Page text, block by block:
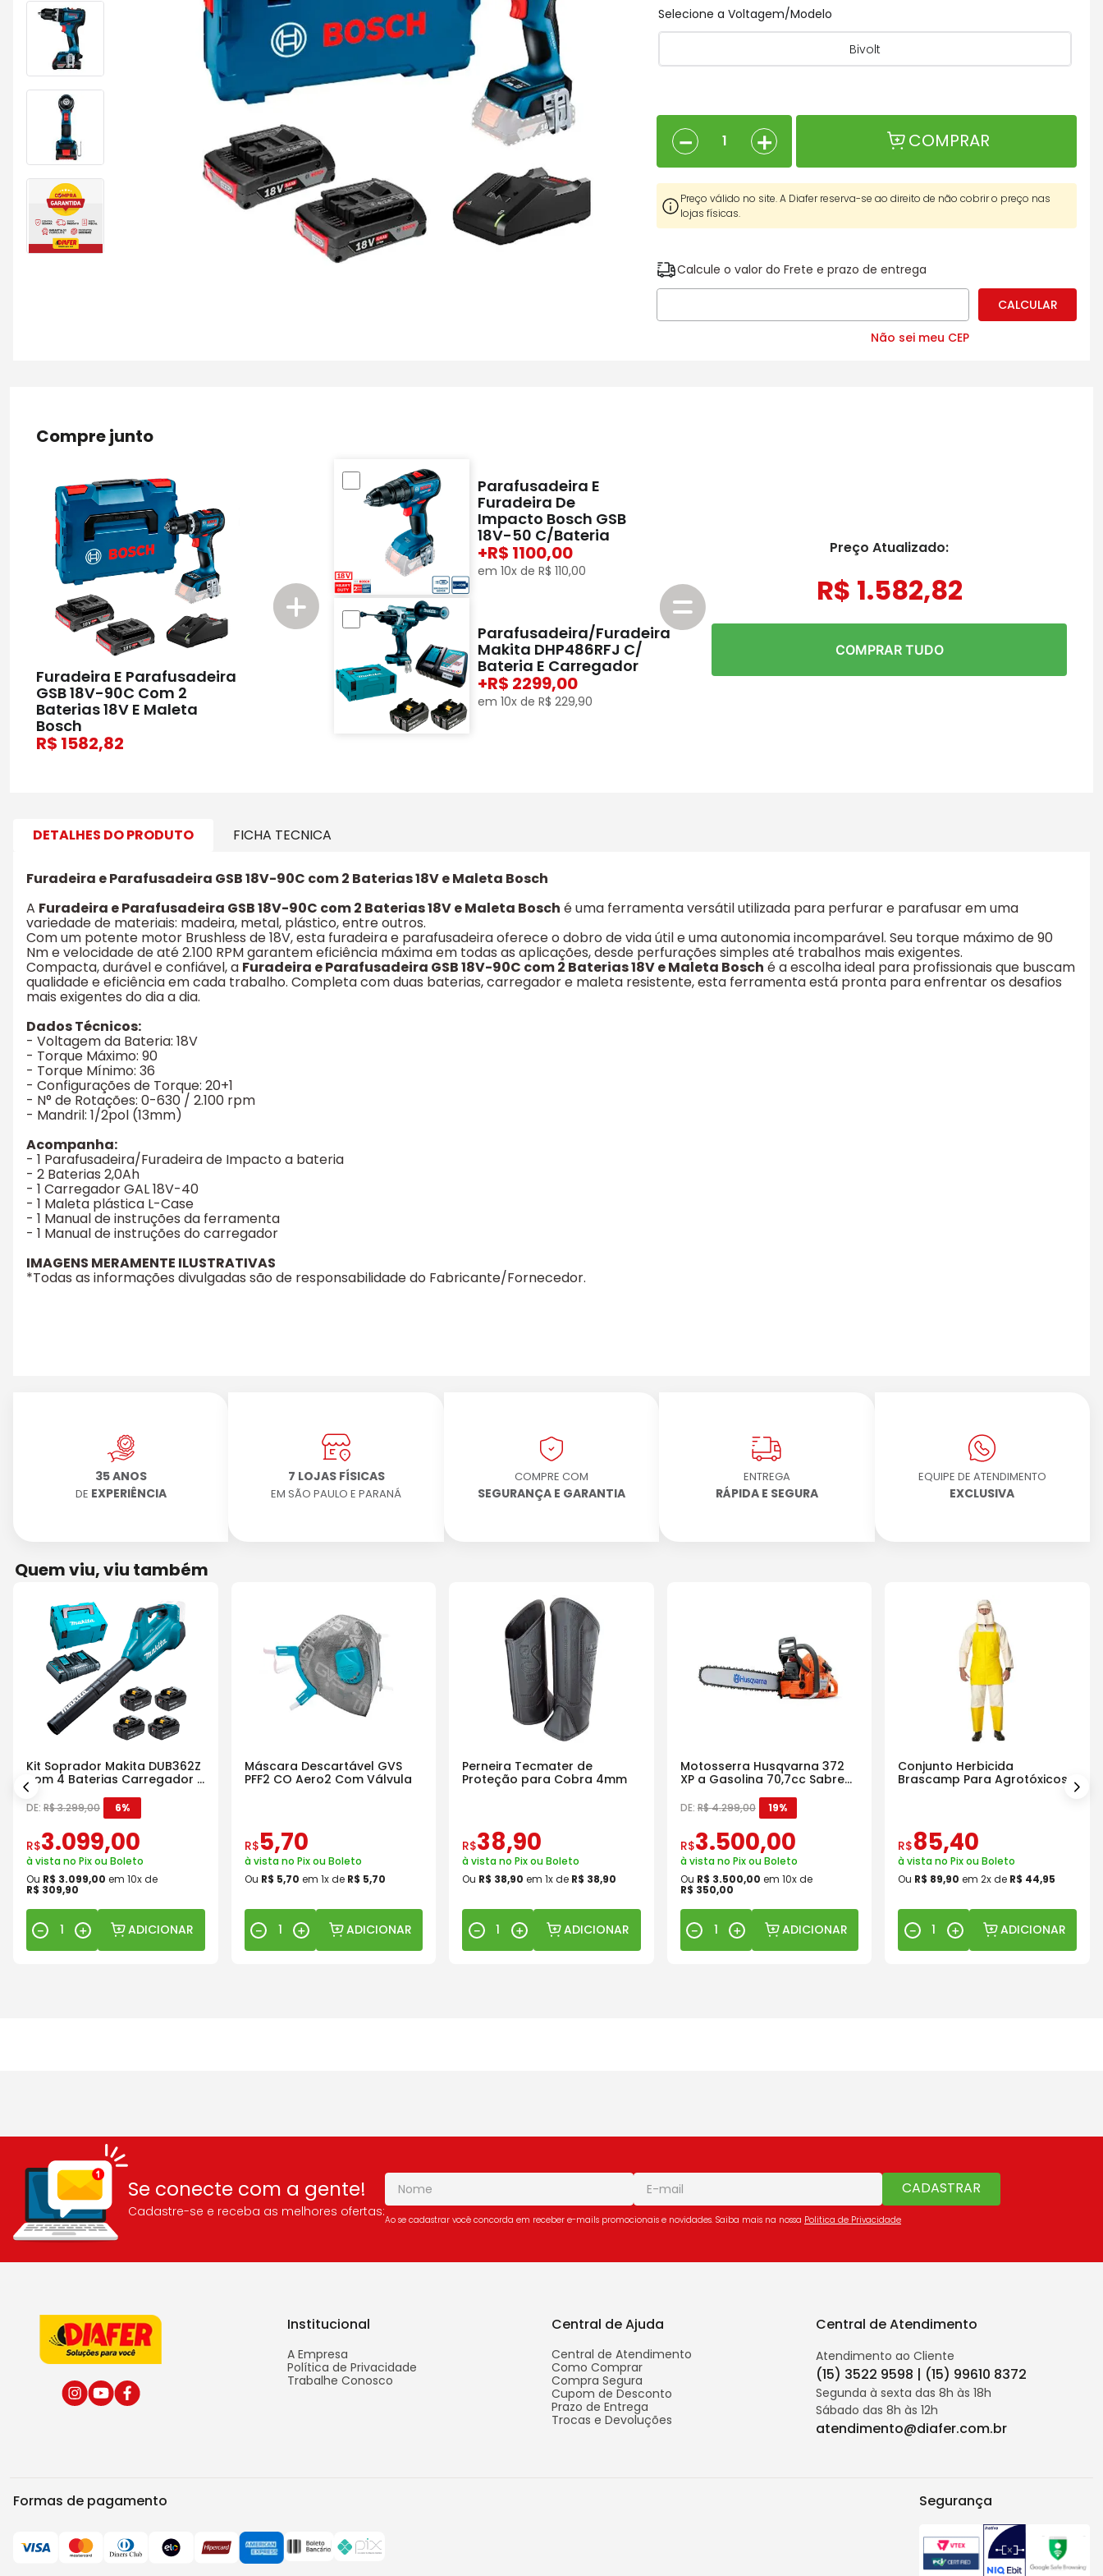
Selecione a Voltagem/Modelo
Bivolt
＋
－ COMPRAR
Preço válido no site. A Diafer reserva-se ao direito de não cobrir o preço nas
lojas físicas.
Calcule o valor do Frete e prazo de entrega
Não sei meu CEP
Compre junto
Furadeira E Parafusadeira
GSB 18V-90C Com 2
Baterias 18V E Maleta
Bosch
1582,82
Parafusadeira E
Furadeira De
Impacto Bosch GSB
18V-50 C/Bateria
+ 1100,00
em10x deR$ 110,00
Parafusadeira/Furadeira
Makita DHP486RFJ C/
Bateria E Carregador
+ 2299,00
em10x deR$ 229,90
Preço Atualizado:
R$ 1.582,82
COMPRAR TUDO
DETALHES DO PRODUTO FICHA TECNICA
Furadeira e Parafusadeira GSB 18V-90C com 2 Baterias 18V e Maleta Bosch
A Furadeira e Parafusadeira GSB 18V-90C com 2 Baterias 18V e Maleta Bosch é uma ferramenta versátil utilizada para perfurar e parafusar em uma
variedade de materiais: madeira, metal, plástico, entre outros.
Com um potente motor Brushless de 18V, esta furadeira e parafusadeira oferece o dobro de vida útil e uma autonomia incomparável. Seu torque máximo de 90
Nm e velocidade de até 2.100 RPM garantem eficiência máxima em todas as aplicações, desde perfurações simples até trabalhos mais exigentes.
Compacta, durável e confiável, a Furadeira e Parafusadeira GSB 18V-90C com 2 Baterias 18V e Maleta Bosch é a escolha ideal para profissionais que buscam
qualidade e eficiência em cada trabalho. Completa com duas baterias, carregador e maleta resistente, esta ferramenta está pronta para enfrentar os desafios
mais exigentes do dia a dia.
Dados Técnicos:
- Voltagem da Bateria: 18V
- Torque Máximo: 90
- Torque Mínimo: 36
- Configurações de Torque: 20+1
- N° de Rotações: 0-630 / 2.100 rpm
- Mandril: 1/2pol (13mm)
Acompanha:
- 1 Parafusadeira/Furadeira de Impacto a bateria
- 2 Baterias 2,0Ah
- 1 Carregador GAL 18V-40
- 1 Maleta plástica L-Case
- 1 Manual de instruções da ferramenta
- 1 Manual de instruções do carregador
IMAGENS MERAMENTE ILUSTRATIVAS
*Todas as informações divulgadas são de responsabilidade do Fabricante/Fornecedor.
35 ANOS
DE EXPERIÊNCIA
7 LOJAS FÍSICAS
EM SÃO PAULO E PARANÁ
COMPRE COM
SEGURANÇA E GARANTIA
ENTREGA
RÁPIDA E SEGURA
EQUIPE DE ATENDIMENTO
EXCLUSIVA
Quem viu, viu também
Kit Soprador Makita DUB362Z
com 4 Baterias Carregador e
Maleta
DE: R$3.299,00 6%
R$3.099,00
à vista no Pix ou Boleto
Ou R$ 3.099,00 em 10x de
R$ 309,90
＋
－ ADICIONAR
Máscara Descartável GVS
PFF2 CO Aero2 Com Válvula
R$5,70
à vista no Pix ou Boleto
Ou R$ 5,70 em 1x de R$ 5,70
＋
－ ADICIONAR
Perneira Tecmater de
Proteção para Cobra 4mm
R$38,90
à vista no Pix ou Boleto
Ou R$ 38,90 em1x de R$ 38,90
＋
－ ADICIONAR
Motosserra Husqvarna 372
XP a Gasolina 70,7cc Sabre
DE:R$4.299,00 19%
R$3.500,00
à vista no Pix ou Boleto
Ou R$ 3.500,00 em 10x de
R$ 350,00
＋
－ ADICIONAR
Conjunto Herbicida
Brascamp Para Agrotóxicos
30 Lavagens
R$85,40
à vista no Pix ou Boleto
Ou R$ 89,90 em2x de R$ 44,95
＋
－ ADICIONAR
Se conecte com a gente!
Cadastre-se e receba as melhores ofertas:
CADASTRAR
Ao se cadastrar você concorda em receber e-mails promocionais e novidades. Saiba mais na nossa Politica de Privacidade
Institucional
A Empresa
Política de Privacidade
Trabalhe Conosco
Central de Ajuda
Central de Atendimento
Como Comprar
Compra Segura
Cupom de Desconto
Prazo de Entrega
Trocas e Devoluções
Central de Atendimento
Atendimento ao Cliente
(15) 3522 9598 | (15) 99610 8372
Segunda à sexta das 8h às 18h
Sábado das 8h às 12h
atendimento@diafer.com.br
Formas de pagamento Segurança